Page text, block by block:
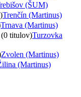
(ŠUM)
Trenčín (Martinus)
Trnava (Martinus)
titulov)Turzovka
Zvolen (Martinus)
(Martinus)